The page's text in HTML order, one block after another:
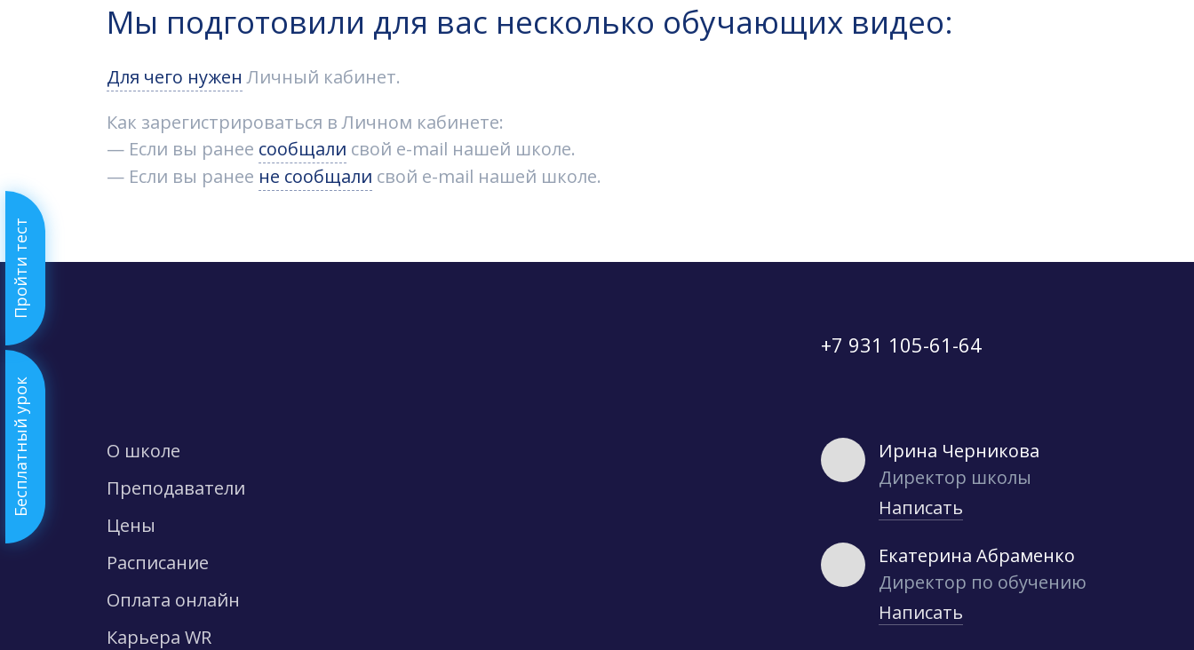
Бесплатный урок
Пройти тест
Мы подготовили для вас несколько обучающих видео:
Для чего нужен Личный кабинет.
Как зарегистрироваться в Личном кабинете:
— Если вы ранее сообщали свой e-mail нашей школе.
— Если вы ранее не сообщали свой e-mail нашей школе.
+7 931 105-61-64
О школе
Преподаватели
Цены
Расписание
Оплата онлайн
Карьера WR
Ирина Черникова
Директор школы
Написать
Екатерина Абраменко
Директор по обучению
Написать